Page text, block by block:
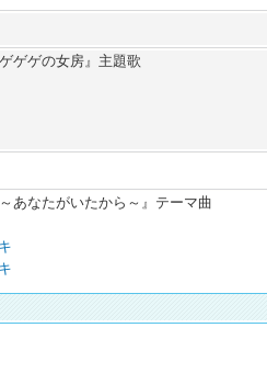
ゲゲの女房』主題歌
あなたがいたから～』テーマ曲